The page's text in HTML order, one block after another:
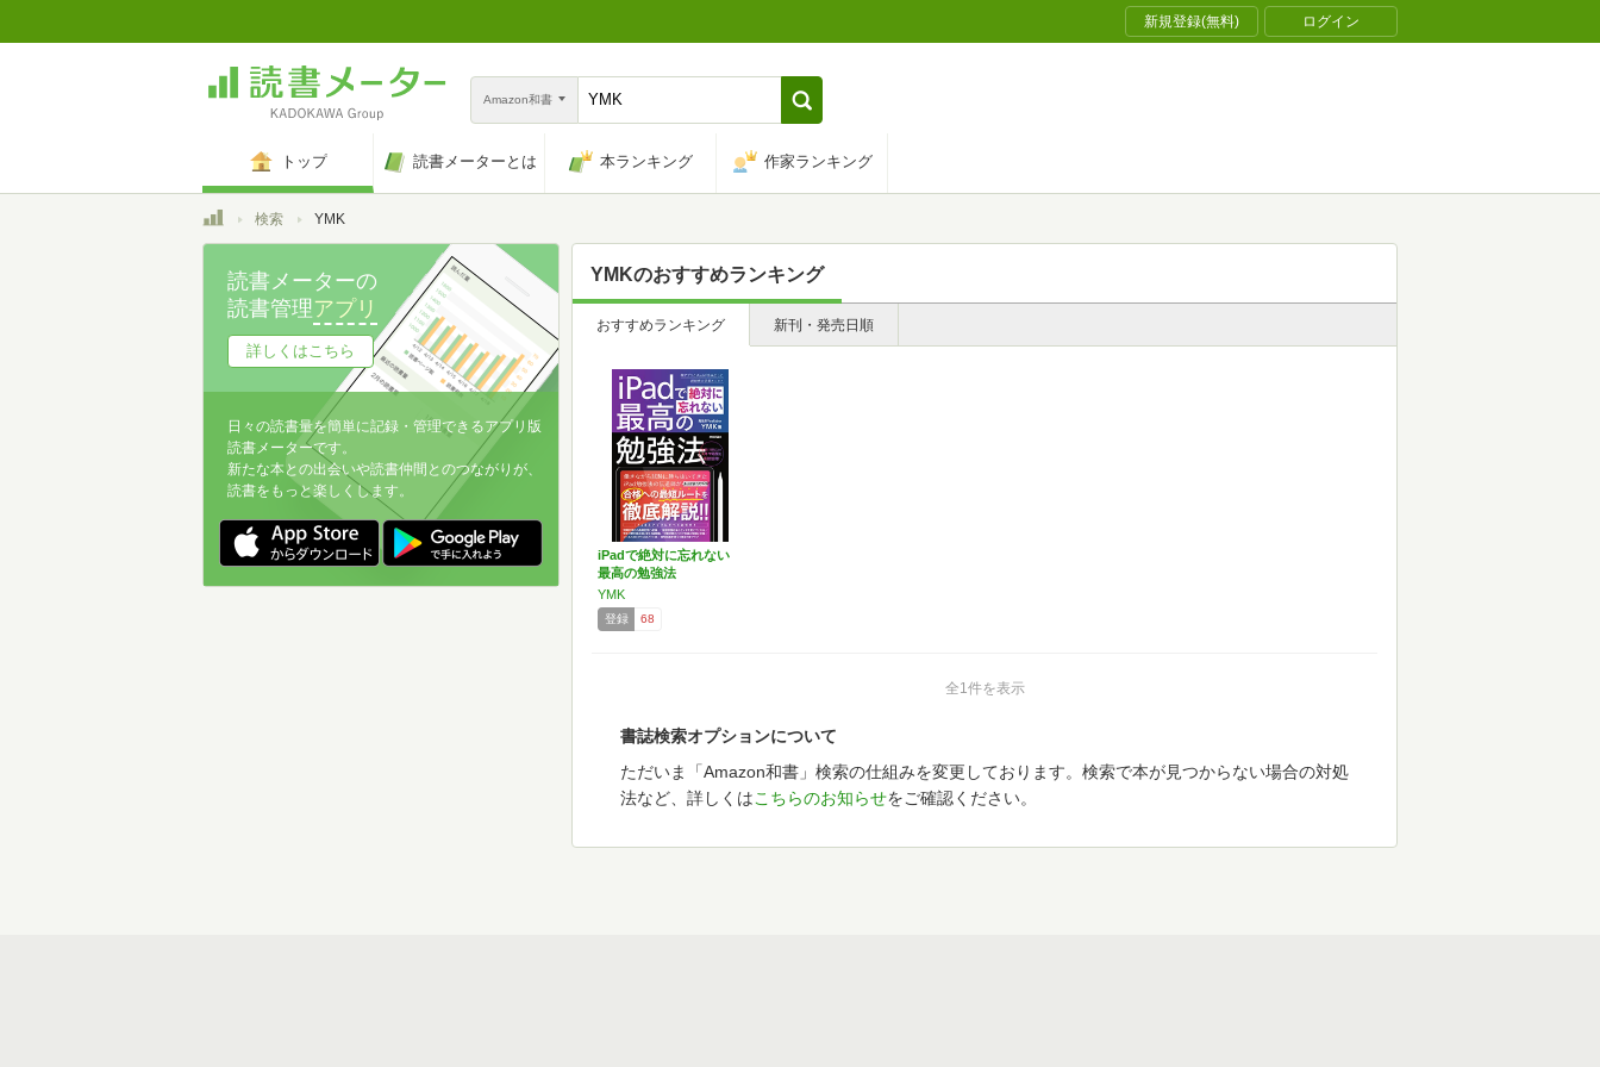
新規登録(無料) ログイン
Amazon和書
トップ 読書メーターとは 本ランキング 作家ランキング
トップ検索 YMK
YMKのおすすめランキング
おすすめランキング 新刊・発売日順
iPadで絶対に忘れない
最高の勉強法
YMK
登録 68
全1件を表示
書誌検索オプションについて
ただいま「Amazon和書」検索の仕組みを変更しております。検索で本が見つからない場合の対処
法など、詳しくはこちらのお知らせをご確認ください。
読書メーターの
読書管理アプリ
詳しくはこちら
日々の読書量を簡単に記録・管理できるアプリ版
読書メーターです。
新たな本との出会いや読書仲間とのつながりが、
読書をもっと楽しくします。